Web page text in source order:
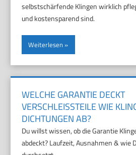
selbstschärfende Klingen wirklich
und kostensparend sind.
Weiterlesen
WELCHE GARANTIE DECKT
VERSCHLEISSTEILE WIE
ICHTUNGEN AB?
Du willst wissen, ob die Garantie
abdeckt? Laufzeit, Ausnahmen & wie